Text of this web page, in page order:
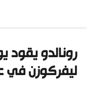
المحتوى
رونالدو
ليفركوزن في